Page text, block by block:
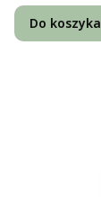
Do koszyka